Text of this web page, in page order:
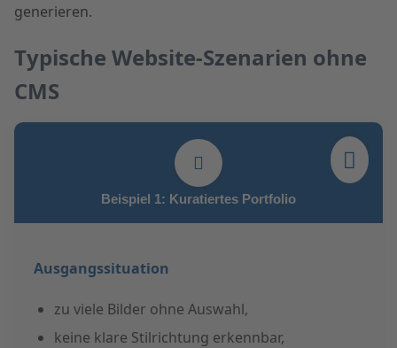
generieren.
Typische Website-Szenarien ohne
CMS
Beispiel 1: Kuratiertes Portfolio
Ausgangssituation
zu viele Bilder ohne Auswahl,
keine klare Stilrichtung erkennbar,